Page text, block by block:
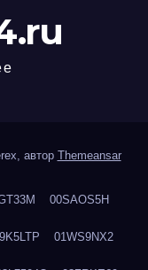
автор Themeansar
00SAOS5H
01WS9NX2